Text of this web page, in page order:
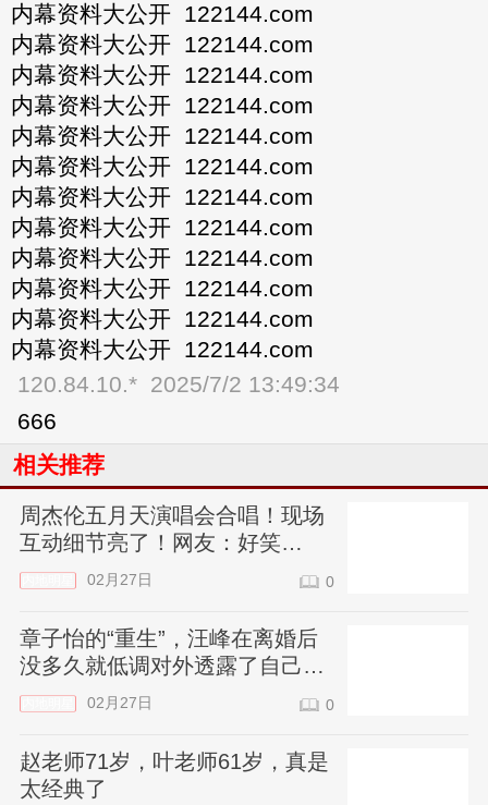
内幕资料大公开 122144.com
内幕资料大公开 122144.com
内幕资料大公开 122144.com
内幕资料大公开 122144.com
内幕资料大公开 122144.com
内幕资料大公开 122144.com
内幕资料大公开 122144.com
内幕资料大公开 122144.com
内幕资料大公开 122144.com
内幕资料大公开 122144.com
内幕资料大公开 122144.com
内幕资料大公开 122144.com
120.84.10.* 2025/7/2 13:49:34
666
相关推荐
周杰伦五月天演唱会合唱！现场
互动细节亮了！网友：好笑
10000000%
02月27日 0
章子怡的“重生”，汪峰在离婚后
没多久就低调对外透露了自己的
新感情。02月27日 0
赵老师71岁，叶老师61岁，真是
太经典了